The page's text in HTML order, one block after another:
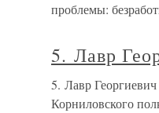
проблемы:
5. Лавр
5. Лавр
Корниловского